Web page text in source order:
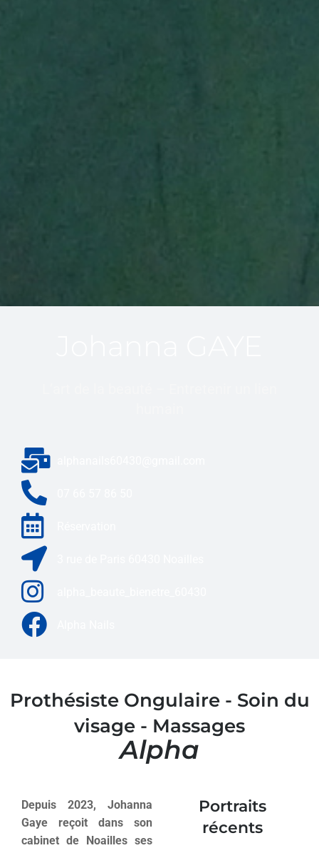
Prothésiste Ongulaire - Soin du
visage - Massages
Alpha
Depuis 2023, Johanna
Gaye reçoit dans son
cabinet de Noailles ses
Portraits
récents